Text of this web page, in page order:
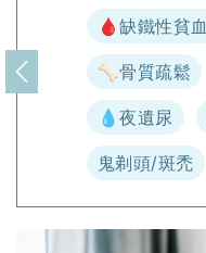
🩸缺鐵性貧血
🦴骨質疏鬆
💧夜遺尿
鬼剃頭/斑禿
上一頁